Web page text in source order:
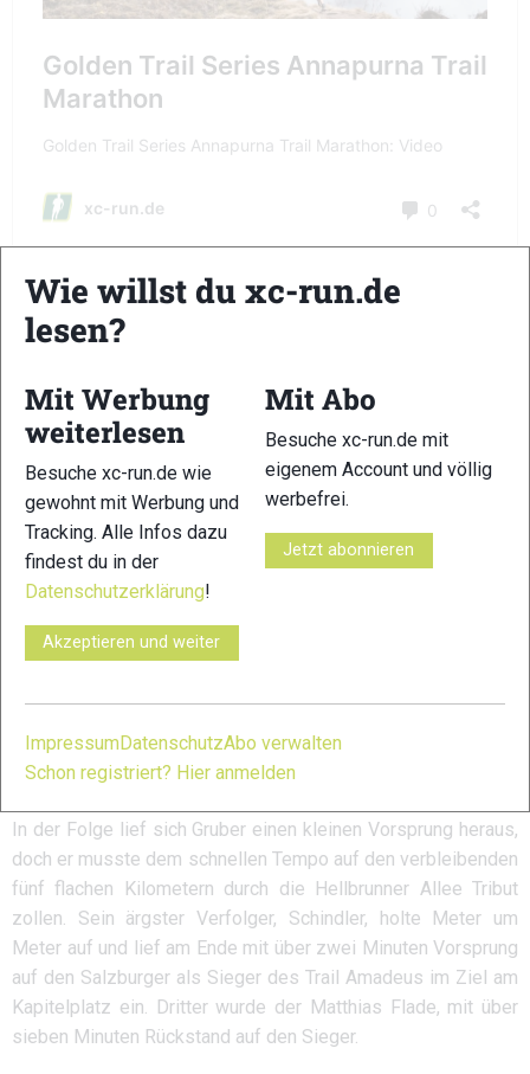
Salzburg Trailrun Festival
Traumwetter am Wochenende des Salzburg Trailrunning
Festivals und ein spannender Kampf um den Sieg bei der
Königsdisziplin, dem Trail Amadeus. Dieser setzt sich aus
dem Festungstrail (15,9 km) am Samstagnachmittag und dem
Gaisbergtrail-Verfolgsungslauf (23,8 km) am
Sonntagvormittag zusammen.
Spannender Zweikampf auf der
Der deutsche Läufer Andreas Schindler ging mit über einer
retour zum Kapitelplatz. Vorjahressieger Robert Gruber ging
mit 1:32 Minuten Rückstand auf Andreas Schindler in das
Rennen. Diesen machte er bereits auf dem Weg zur
In der Folge lief sich Gruber einen kleinen Vorsprung heraus,
doch er musste dem schnellen Tempo auf den verbleibenden
fünf flachen Kilometern durch die Hellbrunner Allee Tribut
zollen. Sein ärgster Verfolger, Schindler, holte Meter um
Meter auf und lief am Ende mit über zwei Minuten Vorsprung
auf den Salzburger als Sieger des Trail Amadeus im Ziel am
Kapitelplatz ein. Dritter wurde der Matthias Flade, mit über
sieben Minuten Rückstand auf den Sieger.
Wie willst du xc-run.de
lesen?
Mit Werbung
weiterlesen
Besuche xc-run.de wie
gewohnt mit Werbung und
Tracking. Alle Infos dazu
findest du in der
Datenschutzerklärung!
Akzeptieren und weiter
Mit Abo
Besuche xc-run.de mit
eigenem Account und völlig
werbefrei.
Jetzt abonnieren
Impressum DatenschutzAbo verwalten
Schon registriert? Hier anmelden